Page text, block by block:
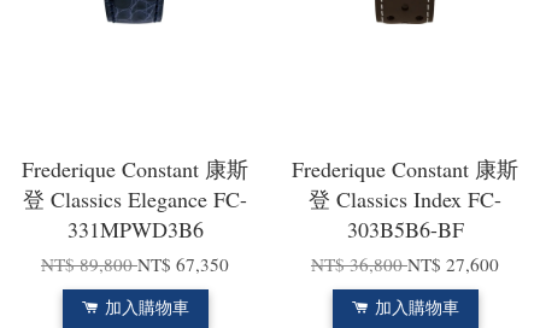
Frederique Constant 康斯
登 Classics Elegance FC-
331MPWD3B6
NT$ 89,800NT$ 67,350
加入購物車
Frederique Constant 康斯
登 Classics Index FC-
303B5B6-BF
NT$ 36,800NT$ 27,600
加入購物車